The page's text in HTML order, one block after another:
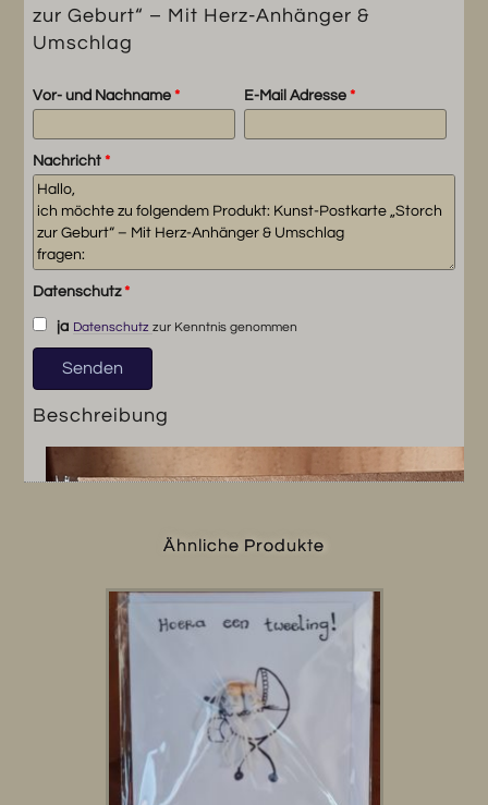
zur Geburt“ – Mit Herz-Anhänger &
Umschlag
Vor- und Nachname* E-Mail Adresse *
Nachricht*
Datenschutz*
ja Datenschutz zur Kenntnis genommen
Beschreibung
Ähnliche Produkte